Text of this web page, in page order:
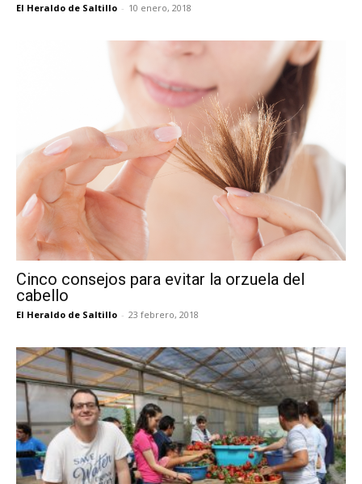
El Heraldo de Saltillo - 10 enero, 2018
Cinco consejos para evitar la orzuela del
cabello
El Heraldo de Saltillo - 23 febrero, 2018